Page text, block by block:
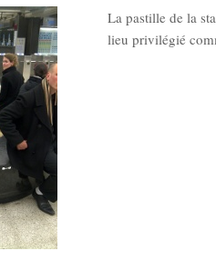
La pastille de la
lieu privilégié